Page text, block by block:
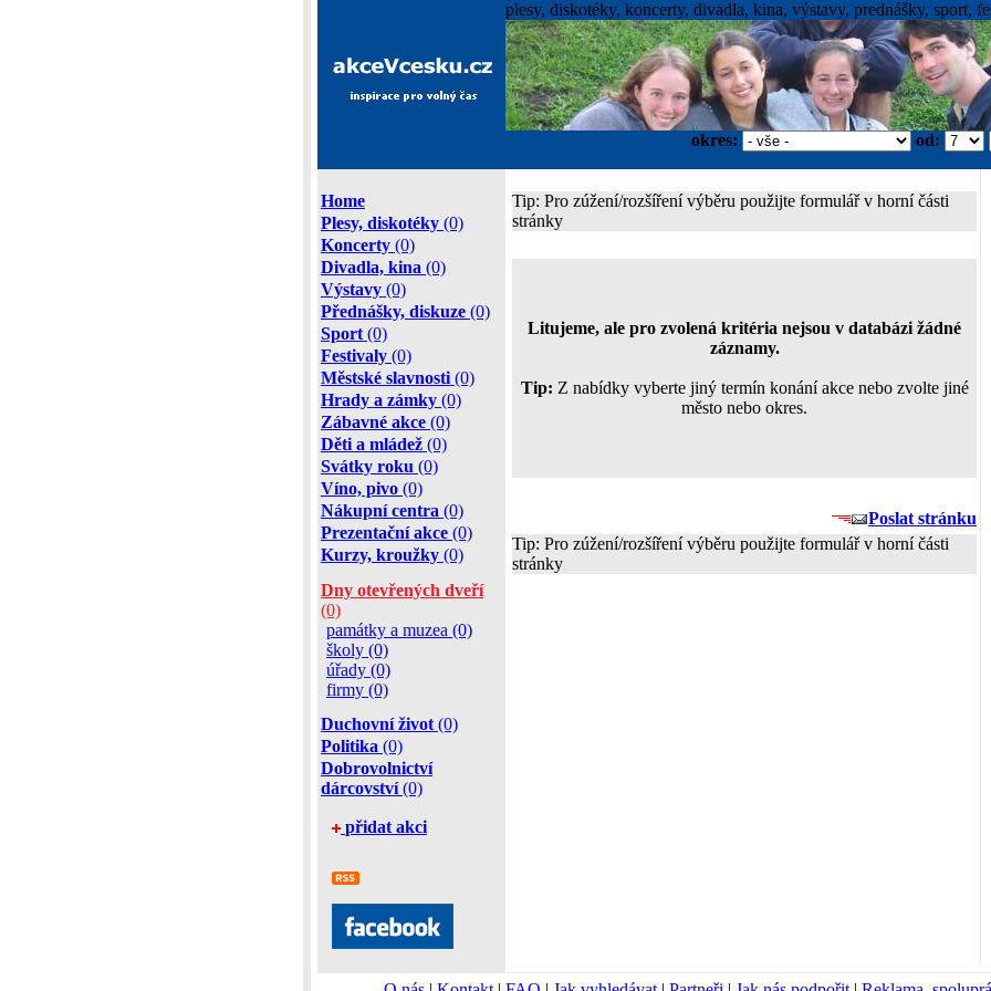
plesy, diskotéky, koncerty, divadla, kina, výstavy, prednášky, sport,
okres: od:
Home
Plesy, diskotéky (0)
Koncerty (0)
Divadla, kina (0)
Výstavy (0)
Přednášky, diskuze (0)
Sport (0)
Festivaly (0)
Městské slavnosti (0)
Hrady a zámky (0)
Zábavné akce (0)
Děti a mládež (0)
Svátky roku (0)
Víno, pivo (0)
Nákupní centra (0)
Prezentační akce (0)
Kurzy, kroužky (0)
Dny otevřených dveří
(0)
památky a muzea (0)
školy (0)
úřady (0)
firmy (0)
Duchovní život (0)
Politika (0)
Dobrovolnictví
dárcovství(0)
přidat akci
Tip: Pro zúžení/rozšíření výběru použijte formulář v horní části
stránky
Litujeme, ale pro zvolená kritéria nejsou v databázi žádné
záznamy.
Tip: Z nabídky vyberte jiný termín konání akce nebo zvolte jiné
město nebo okres.
Poslat stránku
Tip: Pro zúžení/rozšíření výběru použijte formulář v horní části
stránky